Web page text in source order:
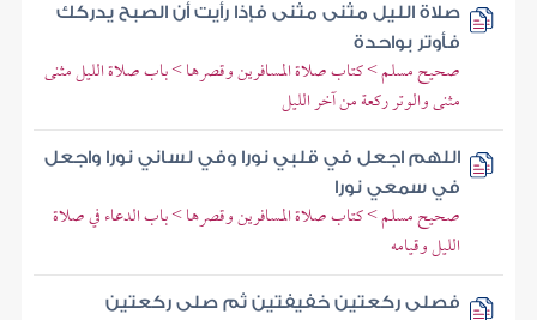
صلاة الليل مثنى مثنى فإذا رأيت أن الصبح يدركك
فأوتر بواحدة
صحيح مسلم > كتاب صلاة المسافرين وقصرها > باب صلاة الليل مثنى
مثنى والوتر ركعة من آخر الليل
اللهم اجعل في قلبي نورا وفي لساني نورا واجعل
في سمعي نورا
صحيح مسلم > كتاب صلاة المسافرين وقصرها > باب الدعاء في صلاة
الليل وقيامه
فصلى ركعتين خفيفتين ثم صلى ركعتين